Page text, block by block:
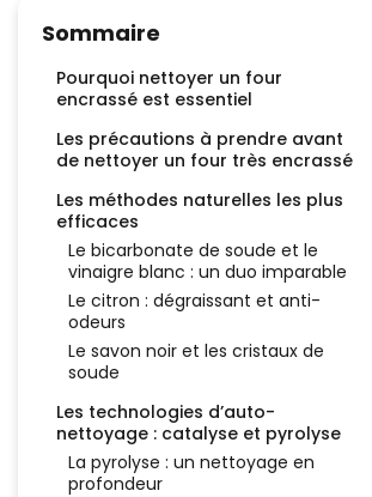
Sommaire
Pourquoi nettoyer un four
encrassé est essentiel
Les précautions à prendre avant
de nettoyer un four très encrassé
Les méthodes naturelles les plus
efficaces
Le bicarbonate de soude et le
vinaigre blanc : un duo imparable
Le citron : dégraissant et anti-
odeurs
Le savon noir et les cristaux de
soude
Les technologies d’auto-
nettoyage : catalyse et pyrolyse
La pyrolyse : un nettoyage en
profondeur